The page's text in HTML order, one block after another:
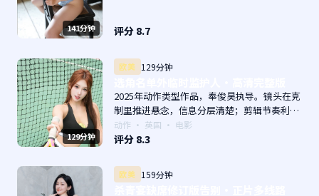
141分钟 评分 8.7
129分钟
欧美 129分钟
2025年动作类型作品，奉俊昊执导。镜头在克
制里推进悬念，信息分层清楚；剪辑节奏利
落，观感顺滑。主演以演技派为主，适合喜欢
强叙事与人物关系的观众加入片单。
动作 · 英国 · 电影
评分 8.3
欧美 159分钟